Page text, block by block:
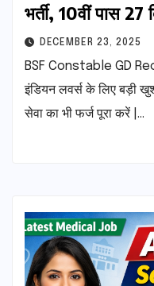
भर्ती, 10वीं पास
DECEMBER 23, 2025
BSF Constable GD
इंडियन लवर्स के लिए बड़ी
सेवा का भी फर्ज पूरा करें |…